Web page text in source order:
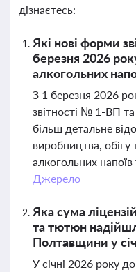
дізнаєтесь:
Які нові форми
березня 2026
алкогольних
З 1 березня 2026
звітності № 1-ВП
більш детальне
виробництва, обігу
алкогольних
Джерело
Яка сума
та тютюн
Полтавщини у
У січні 2026 року